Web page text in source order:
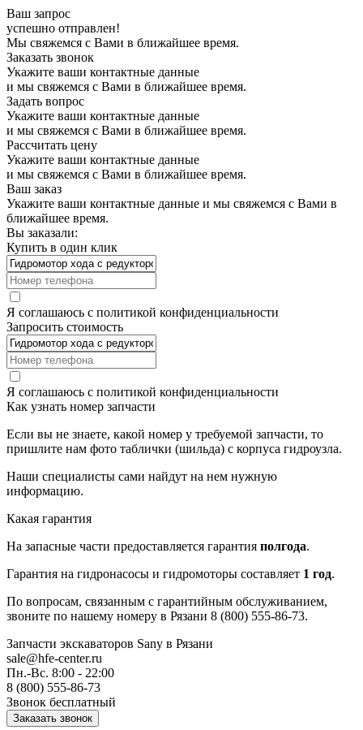
Ваш запрос
успешно отправлен!
Мы свяжемся с Вами в ближайшее время.
Заказать звонок
Укажите ваши контактные данные
и мы свяжемся с Вами в ближайшее время.
Задать вопрос
Укажите ваши контактные данные
и мы свяжемся с Вами в ближайшее время.
Рассчитать цену
Укажите ваши контактные данные
и мы свяжемся с Вами в ближайшее время.
Ваш заказ
Укажите ваши контактные данные и мы свяжемся с Вами в
ближайшее время.
Вы заказали:
Купить в один клик
Я соглашаюсь с политикой конфиденциальности
Запросить стоимость
Я соглашаюсь с политикой конфиденциальности
Как узнать номер запчасти
Если вы не знаете, какой номер у требуемой запчасти, то
пришлите нам фото таблички (шильда) с корпуса гидроузла.
Наши специалисты сами найдут на нем нужную
информацию.
Какая гарантия
На запасные части предоставляется гарантия полгода.
Гарантия на гидронасосы и гидромоторы составляет 1 год.
По вопросам, связанным с гарантийным обслуживанием,
звоните по нашему номеру в Рязани 8 (800) 555-86-73.
Запчасти экскаваторов Sany в Рязани
sale@hfe-center.ru
Пн.-Вс. 8:00 - 22:00
8 (800) 555-86-73
Звонок бесплатный